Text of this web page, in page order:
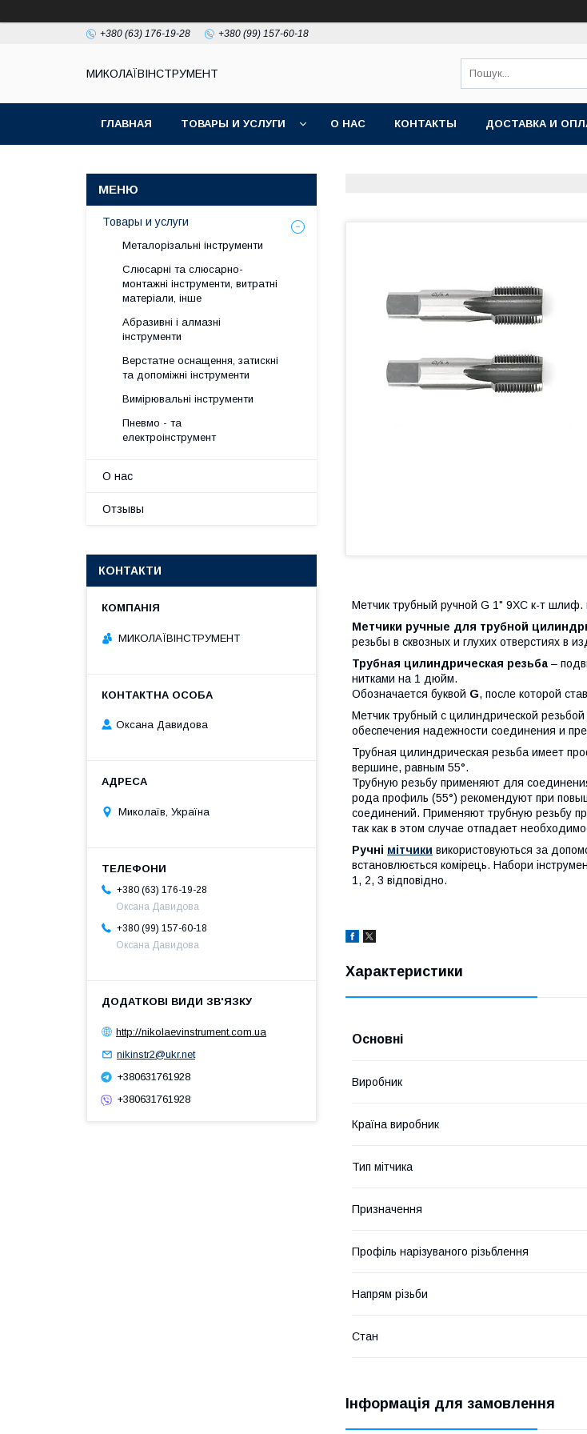
+380 (63) 176-19-28 +380 (99) 157-60-18
МИКОЛАЇВІНСТРУМЕНТ
ГЛАВНАЯ ТОВАРЫ И УСЛУГИ О НАС КОНТАКТЫ ДОСТАВКА И
Метчик трубный ручной G 1" 9ХС к-т
Метчики ручные для трубной
резьбы в сквозных и глухих отверстиях в
Трубная цилиндрическая резьба –
нитками на 1 дюйм.
Обозначается буквой G, после которой
Метчик трубный с цилиндрической
обеспечения надежности соединения и
Трубная цилиндрическая резьба имеет
вершине, равным 55°.
Трубную резьбу применяют для
рода профиль (55°) рекомендуют при
соединений. Применяют трубную резьбу
так как в этом случае отпадает
Ручні мітчики використовуються за
встановлюється комірець. Набори
1, 2, 3 відповідно.
Характеристики
Основні
Виробник
Країна виробник
Тип мітчика
Призначення
Профіль нарізуваного різьблення
Напрям різьби
Стан
Інформація для замовлення
Товары и услуги
Металорізальні інструменти
Слюсарні та слюсарно-
монтажні інструменти, витратні
матеріали, інше
Абразивні і алмазні
інструменти
Верстатне оснащення, затискні
та допоміжні інструменти
Вимірювальні інструменти
Пневмо - та
електроінструмент
О нас
Отзывы
КОНТАКТИ
МИКОЛАЇВІНСТРУМЕНТ
Оксана Давидова
Миколаїв, Україна
+380 (63) 176-19-28
Оксана Давидова
+380 (99) 157-60-18
Оксана Давидова
http://nikolaevinstrument.com.ua
nikinstr2@ukr.net
+380631761928
+380631761928